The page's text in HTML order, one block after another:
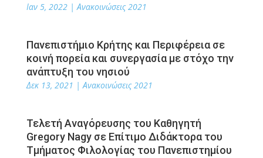
Ιαν 5, 2022|Ανακοινώσεις 2021
Πανεπιστήμιο Κρήτης και Περιφέρεια σε
κοινή πορεία και συνεργασία με στόχο την
ανάπτυξη του νησιού
Δεκ 13, 2021 |Ανακοινώσεις 2021
Τελετή Αναγόρευσης του Καθηγητή
Gregory Nagy σε Επίτιμο Διδάκτορα του
Τμήματος Φιλολογίας του Πανεπιστημίου